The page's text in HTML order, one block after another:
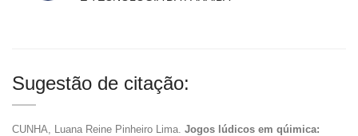
Sugestão de citação:
CUNHA, Luana Reine Pinheiro Lima. Jogos lúdicos em qúimica: